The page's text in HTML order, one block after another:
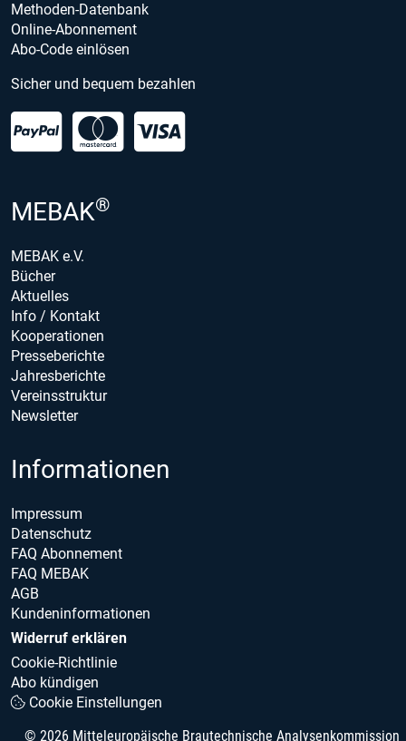
Methoden-Datenbank
Online-Abonnement
Abo-Code einlösen
Sicher und bequem bezahlen
MEBAK®
MEBAK e.V.
Bücher
Aktuelles
Info / Kontakt
Kooperationen
Presseberichte
Jahresberichte
Vereinsstruktur
Newsletter
Informationen
Impressum
Datenschutz
FAQ Abonnement
FAQ MEBAK
AGB
Kundeninformationen
Widerruf erklären
Cookie-Richtlinie
Abo kündigen
Cookie Einstellungen
© 2026 Mitteleuropäische Brautechnische Analysenkommission